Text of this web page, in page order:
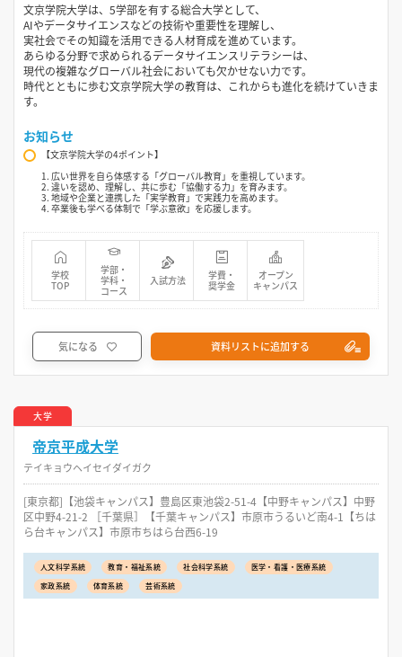
文京学院大学は、5学部を有する総合大学として、
AIやデータサイエンスなどの技術や重要性を理解し、
実社会でその知識を活用できる人材育成を進めています。
あらゆる分野で求められるデータサイエンスリテラシーは、
現代の複雑なグローバル社会においても欠かせない力です。
時代とともに歩む文京学院大学の教育は、これからも進化を続けていきま
す。
お知らせ
【文京学院大学の4ポイント】
1. 広い世界を自ら体感する「グローバル教育」を重視しています。
2. 違いを認め、理解し、共に歩む「協働する力」を育みます。
3. 地域や企業と連携した「実学教育」で実践力を高めます。
4. 卒業後も学べる体制で「学ぶ意欲」を応援します。
学校
TOP
学部・
学科・
コース
入試方法
学費・
奨学金
オープン
キャンパス
気になる 資料リストに追加する
大学
帝京平成大学
テイキョウヘイセイダイガク
[東京都]【池袋キャンパス】豊島区東池袋2-51-4【中野キャンパス】中野
区中野4-21-2 ［千葉県］【千葉キャンパス】市原市うるいど南4-1【ちは
ら台キャンパス】市原市ちはら台西6-19
人文科学系統 教育・福祉系統 社会科学系統
医学・看護・医療系統
家政系統
体育系統 芸術系統